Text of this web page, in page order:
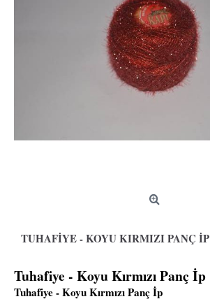
TUHAFIYE - KOYU KIRMIZI PANÇ İP
Tuhafiye - Koyu Kırmızı Panç İp
Tuhafiye - Koyu Kırmızı Panç İp